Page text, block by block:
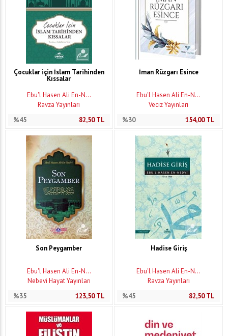
Çocuklar için İslam Tarihinden
Kıssalar
Ebu'l Hasen Ali En-N...
Ravza Yayınları
%45
82,50TL
İman Rüzgarı Esince
Ebu'l Hasen Ali En-N...
Veciz Yayınları
%30
154,00TL
Son Peygamber
Ebu'l Hasen Ali En-N...
Nebevi Hayat Yayınları
%35
123,50TL
Hadise Giriş
Ebu'l Hasen Ali En-N...
Ravza Yayınları
%45
82,50TL